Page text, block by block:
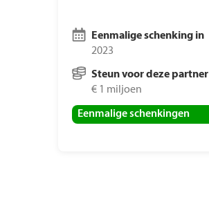
Eenmalige schenking in
2023
Steun voor deze partner
€ 1 miljoen
Eenmalige schenkingen